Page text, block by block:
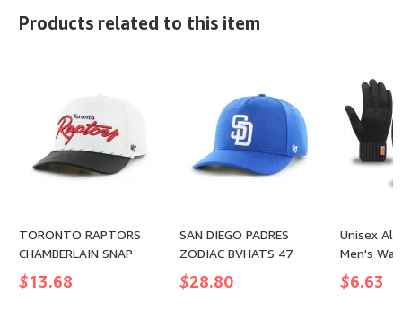
Long Sleeve, color:
Pump
Products related to this item
TORONTO RAPTORS
CHAMBERLAIN SNAP
BVHATS 47 HITCH
$13.68
SAN DIEGO PADRES
ZODIAC BVHATS 47
HITCH
$28.80
Unisex
Men's
Winter
Plus
$6.63